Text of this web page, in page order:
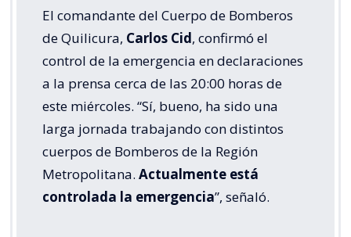
El comandante del Cuerpo de Bomberos
de Quilicura, Carlos Cid, confirmó el
control de la emergencia en declaraciones
a la prensa cerca de las 20:00 horas de
este miércoles. “Sí, bueno, ha sido una
larga jornada trabajando con distintos
cuerpos de Bomberos de la Región
Metropolitana. Actualmente está
controlada la emergencia”, señaló.